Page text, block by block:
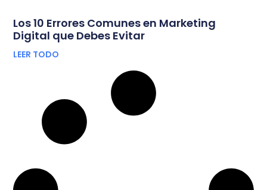
Los 10 Errores Comunes en Marketing
Digital que Debes Evitar
LEER TODO